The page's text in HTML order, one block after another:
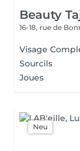
Beauty
16-18, rue de
Visage
Sourcils
Joues
Neu